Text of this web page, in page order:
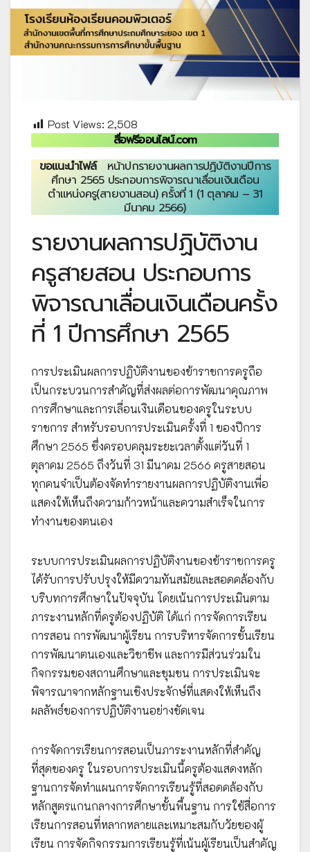
Post Views: 2,508
สื่อฟรีออนไลน์.com
ขอแนะนำไฟล์
หน้าปกรายงานผลการปฏิบัติงานปีการ
ศึกษา 2565 ประกอบการพิจารณาเลื่อนเงินเดือน
ตำแหน่งครู(สายงานสอน) ครั้งที่ 1 (1 ตุลาคม – 31
มีนาคม 2566)
รายงานผลการปฏิบัติงาน
ครูสายสอน ประกอบการ
พิจารณาเลื่อนเงินเดือนครั้ง
ที่ 1 ปีการศึกษา 2565
การประเมินผลการปฏิบัติงานของข้าราชการครูถือ
เป็นกระบวนการสำคัญที่ส่งผลต่อการพัฒนาคุณภาพ
การศึกษาและการเลื่อนเงินเดือนของครูในระบบ
ราชการ สำหรับรอบการประเมินครั้งที่ 1 ของปีการ
ศึกษา 2565 ซึ่งครอบคลุมระยะเวลาตั้งแต่วันที่ 1
ตุลาคม 2565 ถึงวันที่ 31 มีนาคม 2566 ครูสายสอน
ทุกคนจำเป็นต้องจัดทำรายงานผลการปฏิบัติงานเพื่อ
แสดงให้เห็นถึงความก้าวหน้าและความสำเร็จในการ
ทำงานของตนเอง
ระบบการประเมินผลการปฏิบัติงานของข้าราชการครู
ได้รับการปรับปรุงให้มีความทันสมัยและสอดคล้องกับ
บริบทการศึกษาในปัจจุบัน โดยเน้นการประเมินตาม
ภาระงานหลักที่ครูต้องปฏิบัติ ได้แก่ การจัดการเรียน
การสอน การพัฒนาผู้เรียน การบริหารจัดการชั้นเรียน
การพัฒนาตนเองและวิชาชีพ และการมีส่วนร่วมใน
กิจกรรมของสถานศึกษาและชุมชน การประเมินจะ
พิจารณาจากหลักฐานเชิงประจักษ์ที่แสดงให้เห็นถึง
ผลลัพธ์ของการปฏิบัติงานอย่างชัดเจน
การจัดการเรียนการสอนเป็นภาระงานหลักที่สำคัญ
ที่สุดของครู ในรอบการประเมินนี้ครูต้องแสดงหลัก
ฐานการจัดทำแผนการจัดการเรียนรู้ที่สอดคล้องกับ
หลักสูตรแกนกลางการศึกษาขั้นพื้นฐาน การใช้สื่อการ
เรียนการสอนที่หลากหลายและเหมาะสมกับวัยของผู้
เรียน การจัดกิจกรรมการเรียนรู้ที่เน้นผู้เรียนเป็นสำคัญ